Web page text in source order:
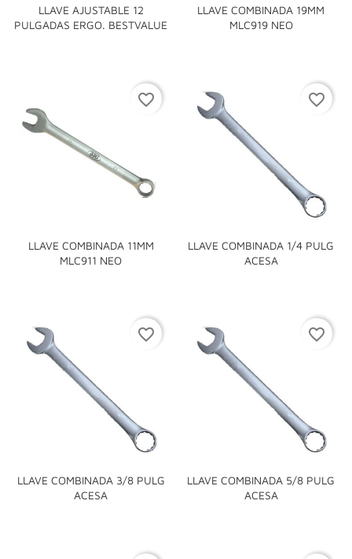
LLAVE AJUSTABLE 12
PULGADAS ERGO. BESTVALUE
LLAVE COMBINADA 19MM
MLC919 NEO
LLAVE COMBINADA 11MM
MLC911 NEO
favorite_border
LLAVE COMBINADA 1/4 PULG
ACESA
favorite_border
LLAVE COMBINADA 3/8 PULG
ACESA
favorite_border
LLAVE COMBINADA 5/8 PULG
ACESA
favorite_border